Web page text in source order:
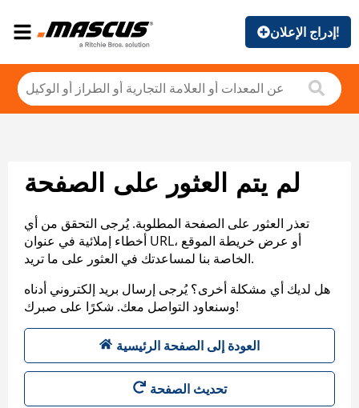
إدراج الإعلان!
لم يتم العثور على الصفحة
تعذر العثور على الصفحة المطلوبة. يُرجى التحقق من أي
أخطاء إملائية في عنوان URL، أو عرض خريطة الموقع
الخاصة بنا لمساعدتك في العثور على ما تريد.
هل لديك أي مشكلة أخرى؟ يُرجى إرسال بريد إلكتروني أدناه
وسنعاود التواصل معك. شكرًا على صبرك!
العودة إلى الصفحة الرئيسية
تحديث الصفحة